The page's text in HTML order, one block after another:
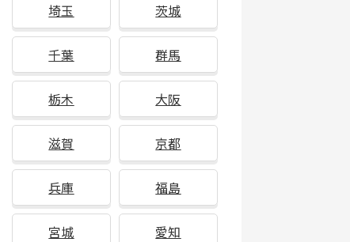
埼玉 茨城
千葉 群馬
栃木 大阪
滋賀 京都
兵庫 福島
宮城 愛知